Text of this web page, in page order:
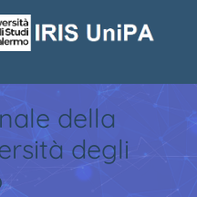
della
degli